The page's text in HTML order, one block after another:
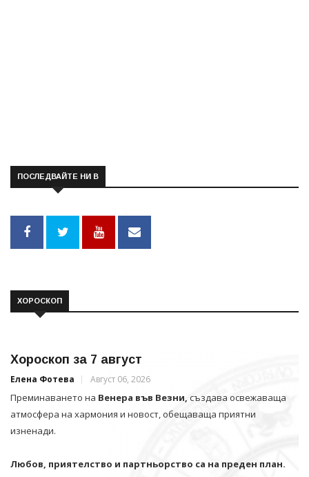
ПОСЛЕДВАЙТЕ НИ В
ХОРОСКОП
Хороскоп за 7 август
Елена Фотева Август 06, 2026
Преминаването на Венера във Везни, създава освежаваща
атмосфера на хармония и новост, обещаваща приятни
изненади.
Любов, приятелство и партньорство са на преден план.